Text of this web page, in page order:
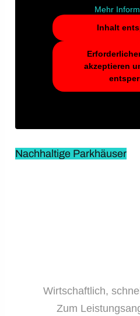
Mehr
Inhalt
akzeptieren
Nachhaltige Parkhäuser
Wirtschaftlich,
Zum